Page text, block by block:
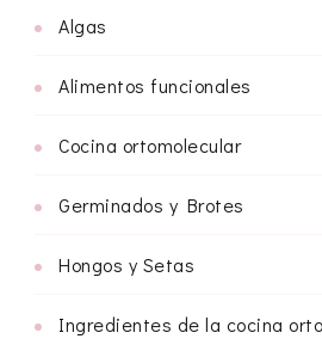
Algas
Alimentos funcionales
Cocina ortomolecular
Germinados y Brotes
Hongos y Setas
Ingredientes de la cocina